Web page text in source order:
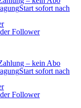
Start sofort nach
Follower
– kein Abo
Start sofort nach
Follower